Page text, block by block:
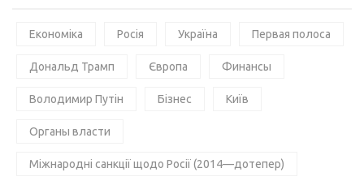
Економіка Росія Україна Первая полоса
Дональд Трамп Європа Финансы
Володимир Путін Бізнес Київ
Органы власти
Міжнародні санкції щодо Росії (2014—дотепер)